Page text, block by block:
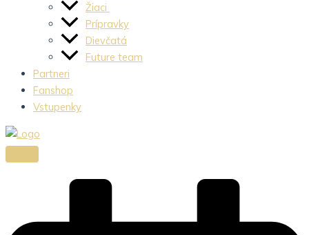
Žiaci
Prípravky
Dievčatá
Future team
Partneri
Fanshop
Vstupenky